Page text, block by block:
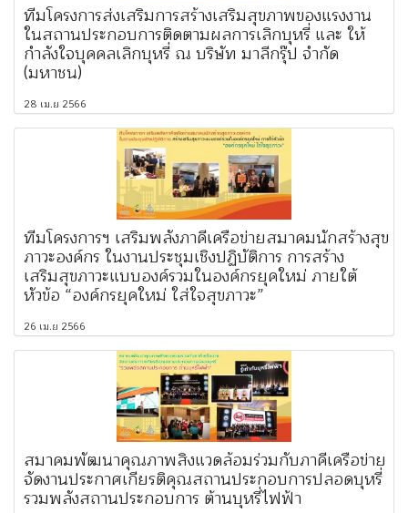
ทีมโครงการส่งเสริมการสร้างเสริมสุขภาพของแรงงาน
ในสถานประกอบการติดตามผลการเลิกบุหรี่ และ ให้
กำลังใจบุคคลเลิกบุหรี่ ณ บริษัท มาลีกรุ๊ป จำกัด
(มหาชน)
28 เม.ย 2566
ทีมโครงการฯ เสริมพลังภาคีเครือข่ายสมาคมนักสร้างสุข
ภาวะองค์กร ในงานประชุมเชิงปฏิบัติการ การสร้าง
เสริมสุขภาวะแบบองค์รวมในองค์กรยุคใหม่ ภายใต้
หัวข้อ “องค์กรยุคใหม่ ใส่ใจสุขภาวะ”
26 เม.ย 2566
สมาคมพัฒนาคุณภาพสิ่งแวดล้อมร่วมกับภาคีเครือข่าย
จัดงานประกาศเกียรติคุณสถานประกอบการปลอดบุหรี่
รวมพลังสถานประกอบการ ต้านบุหรี่ไฟฟ้า